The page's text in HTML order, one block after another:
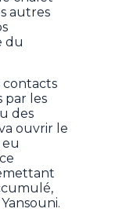
autres
du
contacts
par les
des
ouvrir le